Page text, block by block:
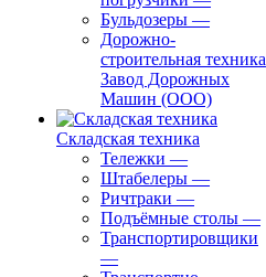
Бульдозеры —
Дорожно-
строительная техника
Завод Дорожных
Машин (ООО)
Складская техника
Тележки —
Штабелеры —
Ричтраки —
Подъёмные столы —
Транспортировщики
—